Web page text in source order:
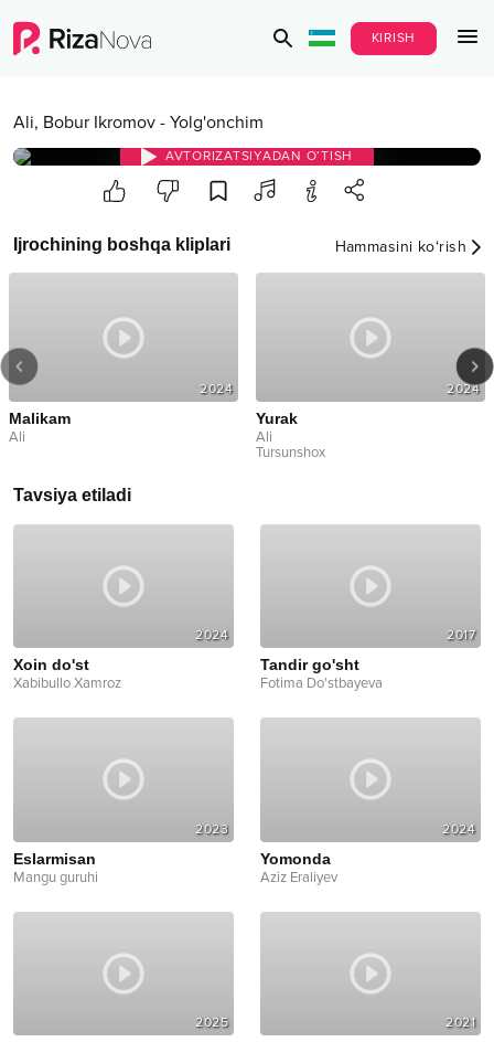
KIRISH
Ali, Bobur Ikromov - Yolg'onchim
AVTORIZATSIYADAN O‘TISH
Ijrochining boshqa kliplari Hammasini ko‘rish
2024
Malikam
Ali
2024
Yurak
Ali
Tursunshox
Tavsiya etiladi
2024
Xoin do'st
Xabibullo Xamroz
2017
Tandir go'sht
Fotima Do'stbayeva
2023
Eslarmisan
Mangu guruhi
2024
Yomonda
Aziz Eraliyev
2025 2021